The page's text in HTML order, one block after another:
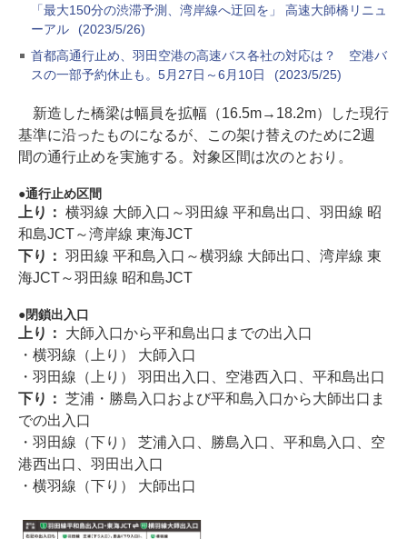
「最大150分の渋滞予測、湾岸線へ迂回を」 高速大師橋リニュ
ーアル
(2023/5/26)
首都高通行止め、羽田空港の高速バス各社の対応は？ 空港バ
スの一部予約休止も。5月27日～6月10日
(2023/5/25)
新造した橋梁は幅員を拡幅（16.5m→18.2m）した現行
基準に沿ったものになるが、この架け替えのために2週
間の通行止めを実施する。対象区間は次のとおり。
通行止め区間
上り： 横羽線 大師入口～羽田線 平和島出口、羽田線 昭
和島JCT～湾岸線 東海JCT
下り： 羽田線 平和島入口～横羽線 大師出口、湾岸線 東
海JCT～羽田線 昭和島JCT
閉鎖出入口
上り： 大師入口から平和島出口までの出入口
・横羽線（上り） 大師入口
・羽田線（上り） 羽田出入口、空港西入口、平和島出口
下り： 芝浦・勝島入口および平和島入口から大師出口ま
での出入口
・羽田線（下り） 芝浦入口、勝島入口、平和島入口、空
港西出口、羽田出入口
・横羽線（下り） 大師出口